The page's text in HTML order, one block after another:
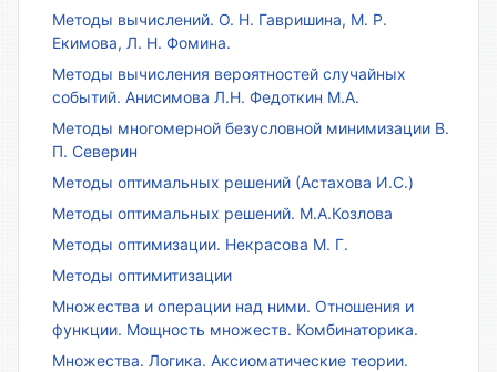
Методы вычислений. О. Н. Гавришина, М. Р.
Екимова, Л. Н. Фомина.
Методы вычисления вероятностей случайных
событий. Анисимова Л.Н. Федоткин М.А.
Методы многомерной безусловной минимизации В.
П. Северин
Методы оптимальных решений (Астахова И.С.)
Методы оптимальных решений. М.А.Козлова
Методы оптимизации. Некрасова М. Г.
Методы оптимитизации
Множества и операции над ними. Отношения и
функции. Мощность множеств. Комбинаторика.
Множества. Логика. Аксиоматические теории.